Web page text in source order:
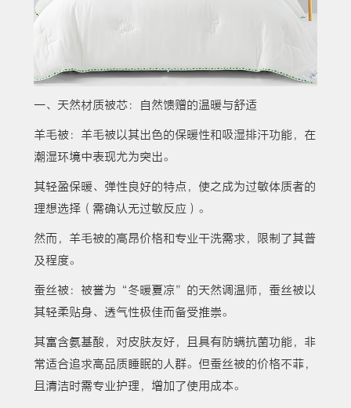
一、天然材质被芯：自然馈赠的温暖与舒适
羊毛被：羊毛被以其出色的保暖性和吸湿排汗功能，在
潮湿环境中表现尤为突出。
其轻盈保暖、弹性良好的特点，使之成为过敏体质者的
理想选择（需确认无过敏反应）。
然而，羊毛被的高昂价格和专业干洗需求，限制了其普
及程度。
蚕丝被：被誉为“冬暖夏凉”的天然调温师，蚕丝被以
其轻柔贴身、透气性极佳而备受推崇。
其富含氨基酸，对皮肤友好，且具有防螨抗菌功能，非
常适合追求高品质睡眠的人群。但蚕丝被的价格不菲，
且清洁时需专业护理，增加了使用成本。